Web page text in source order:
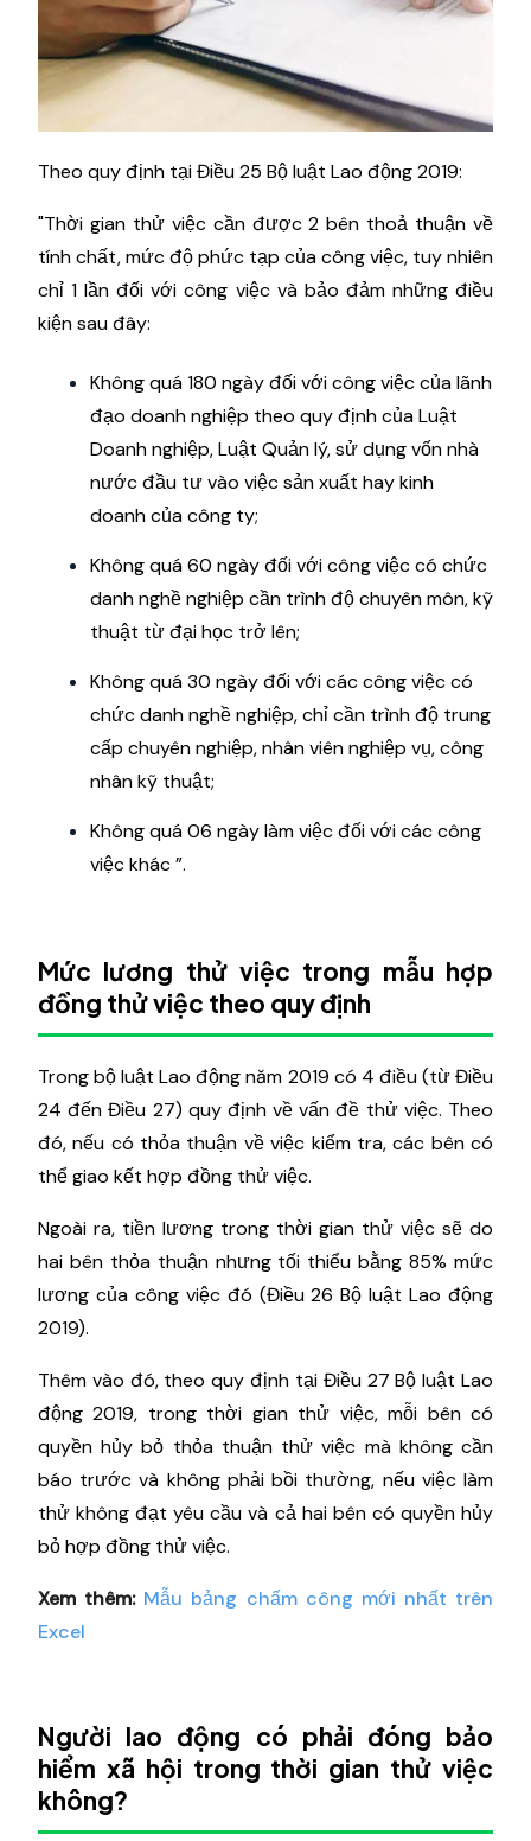
Theo quy định tại Điều 25 Bộ luật Lao động 2019:
"Thời gian thử việc cần được 2 bên thoả thuận về
tính chất, mức độ phức tạp của công việc, tuy nhiên
chỉ 1 lần đối với công việc và bảo đảm những điều
kiện sau đây:
Không quá 180 ngày đối với công việc của lãnh
đạo doanh nghiệp theo quy định của Luật
Doanh nghiệp, Luật Quản lý, sử dụng vốn nhà
nước đầu tư vào việc sản xuất hay kinh
doanh của công ty;
Không quá 60 ngày đối với công việc có chức
danh nghề nghiệp cần trình độ chuyên môn, kỹ
thuật từ đại học trở lên;
Không quá 30 ngày đối với các công việc có
chức danh nghề nghiệp, chỉ cần trình độ trung
cấp chuyên nghiệp, nhân viên nghiệp vụ, công
nhân kỹ thuật;
Không quá 06 ngày làm việc đối với các công
việc khác ”.
Mức lương thử việc trong mẫu hợp
đồng thử việc theo quy định
Trong bộ luật Lao động năm 2019 có 4 điều (từ Điều
24 đến Điều 27) quy định về vấn đề thử việc. Theo
đó, nếu có thỏa thuận về việc kiểm tra, các bên có
thể giao kết hợp đồng thử việc.
Ngoài ra, tiền lương trong thời gian thử việc sẽ do
hai bên thỏa thuận nhưng tối thiểu bằng 85% mức
lương của công việc đó (Điều 26 Bộ luật Lao động
2019).
Thêm vào đó, theo quy định tại Điều 27 Bộ luật Lao
động 2019, trong thời gian thử việc, mỗi bên có
quyền hủy bỏ thỏa thuận thử việc mà không cần
báo trước và không phải bồi thường, nếu việc làm
thử không đạt yêu cầu và cả hai bên có quyền hủy
bỏ hợp đồng thử việc.
Xem thêm: Mẫu bảng chấm công mới nhất trên
Excel
Người lao động có phải đóng bảo
hiểm xã hội trong thời gian thử việc
không?